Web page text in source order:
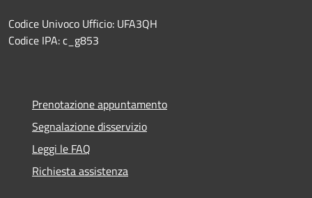
Codice Univoco Ufficio: UFA3QH
Codice IPA: c_g853
Prenotazione appuntamento
Segnalazione disservizio
Leggi le FAQ
Richiesta assistenza